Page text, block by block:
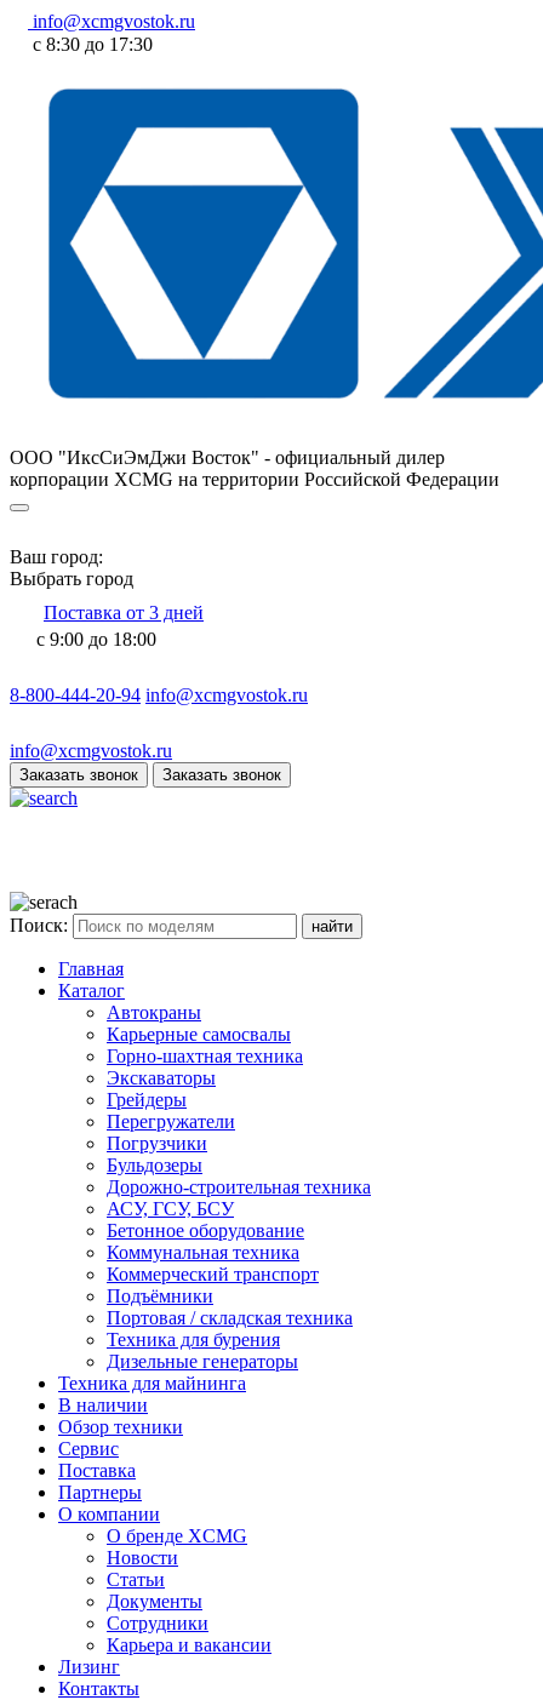
info@xcmgvostok.ru
с 8:30 до 17:30
ООО "ИксСиЭмДжи Восток" - официальный дилер
корпорации XCMG на территории Российской Федерации
Ваш город:
Выбрать город
Поставка от 3 дней
с 9:00 до 18:00
8-800-444-20-94 info@xcmgvostok.ru
info@xcmgvostok.ru
Заказать звонок Заказать звонок
Поиск:
Главная
Каталог
Автокраны
Карьерные самосвалы
Горно-шахтная техника
Экскаваторы
Грейдеры
Перегружатели
Погрузчики
Бульдозеры
Дорожно-строительная техника
АСУ, ГСУ, БСУ
Бетонное оборудование
Коммунальная техника
Коммерческий транспорт
Подъёмники
Портовая / складская техника
Техника для бурения
Дизельные генераторы
Техника для майнинга
В наличии
Обзор техники
Сервис
Поставка
Партнеры
О компании
О бренде XCMG
Новости
Статьи
Документы
Сотрудники
Карьера и вакансии
Лизинг
Контакты